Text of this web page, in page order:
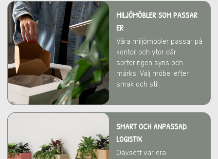
MILJÖMÖBLER SOM PASSAR
ER
Våra miljömöbler passar på
kontor och ytor där
sorteringen syns och
märks. Välj möbel efter
smak och stil.
SMART OCH ANPASSAD
LOGISTIK
Oavsett var era